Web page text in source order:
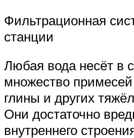
Фильтрационная
станции
Любая вода несёт в
множество
глины и других
Они достаточно
внутреннего